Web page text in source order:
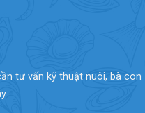
tư vấn kỹ thuật nuôi, bà con